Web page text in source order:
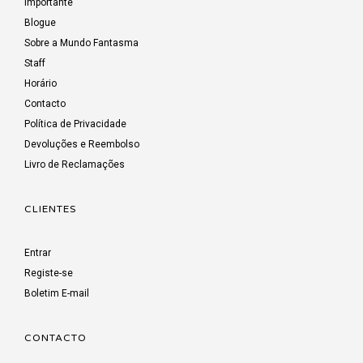
Blogue
Sobre a Mundo Fantasma
Staff
Horário
Contacto
Política de Privacidade
Devoluções e Reembolso
Livro de Reclamações
CLIENTES
Entrar
Registe-se
Boletim E-mail
CONTACTO